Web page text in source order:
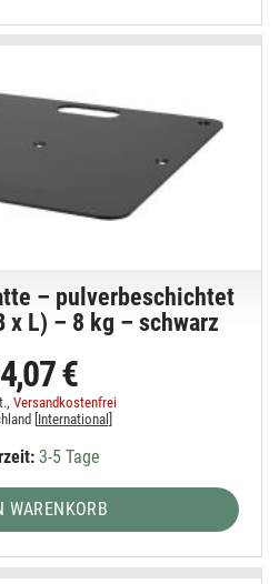
– pulverbeschichtet
x L) – 8 kg – schwarz
€
Versandkostenfrei
[ International
3-5 Tage
WARENKORB